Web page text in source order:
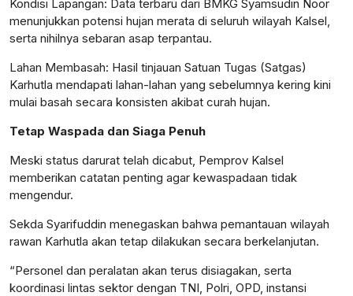
Kondisi Lapangan: Data terbaru dari BMKG Syamsudin Noor
menunjukkan potensi hujan merata di seluruh wilayah Kalsel,
serta nihilnya sebaran asap terpantau.
Lahan Membasah: Hasil tinjauan Satuan Tugas (Satgas)
Karhutla mendapati lahan-lahan yang sebelumnya kering kini
mulai basah secara konsisten akibat curah hujan.
Tetap Waspada dan Siaga Penuh
Meski status darurat telah dicabut, Pemprov Kalsel
memberikan catatan penting agar kewaspadaan tidak
mengendur.
Sekda Syarifuddin menegaskan bahwa pemantauan wilayah
rawan Karhutla akan tetap dilakukan secara berkelanjutan.
“Personel dan peralatan akan terus disiagakan, serta
koordinasi lintas sektor dengan TNI, Polri, OPD, instansi